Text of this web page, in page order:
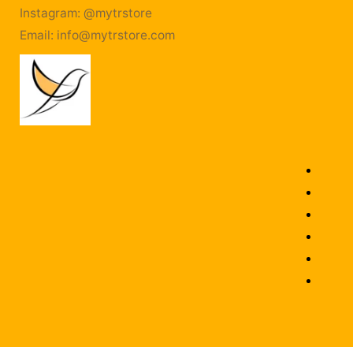
Instagram: @mytrstore
Email: info@mytrstore.com